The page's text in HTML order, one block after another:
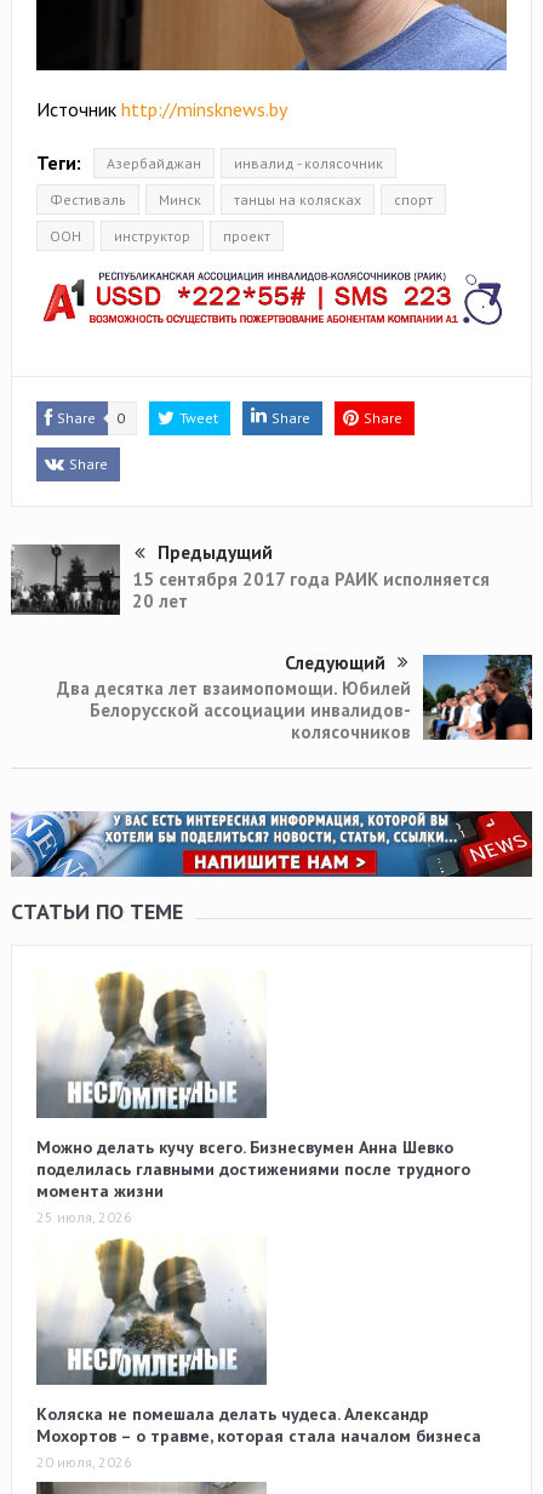
Источник http://minsknews.by
Теги: Азербайджан
инвалид - колясочник
Фестиваль
Минск танцы на колясках
спорт
ООН
инструктор проект
Share 0 Tweet Share Share
Share
Предыдущий
15 сентября 2017 года РАИК исполняется
20 лет
Следующий
Два десятка лет взаимопомощи. Юбилей
Белорусской ассоциации инвалидов-
колясочников
СТАТЬИ ПО ТЕМЕ
Можно делать кучу всего. Бизнесвумен Анна Шевко
поделилась главными достижениями после трудного
момента жизни
25 июля, 2026
Коляска не помешала делать чудеса. Александр
Мохортов – о травме, которая стала началом бизнеса
20 июля, 2026